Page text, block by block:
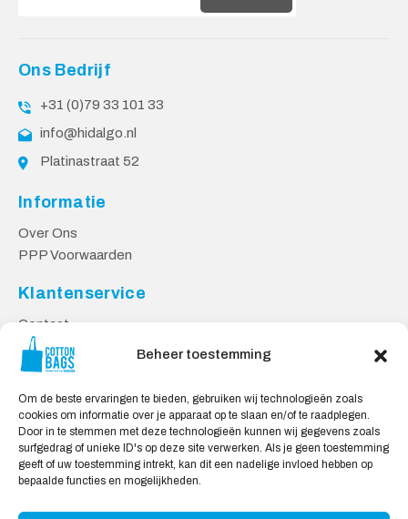
Beheer toestemming
Om de beste ervaringen te bieden, gebruiken wij technologieën zoals
cookies om informatie over je apparaat op te slaan en/of te raadplegen.
Door in te stemmen met deze technologieën kunnen wij gegevens zoals
surfgedrag of unieke ID's op deze site verwerken. Als je geen toestemming
geeft of uw toestemming intrekt, kan dit een nadelige invloed hebben op
bepaalde functies en mogelijkheden.
Ons Bedrijf
+31 (0)79 33 101 33
info@hidalgo.nl
Platinastraat 52
Informatie
Over Ons
PPP Voorwaarden
Klantenservice
Contact
Privacy Voorwaarden
Levering en Retourneren
Veilig Shoppen
Mijn account
Winkelwagen